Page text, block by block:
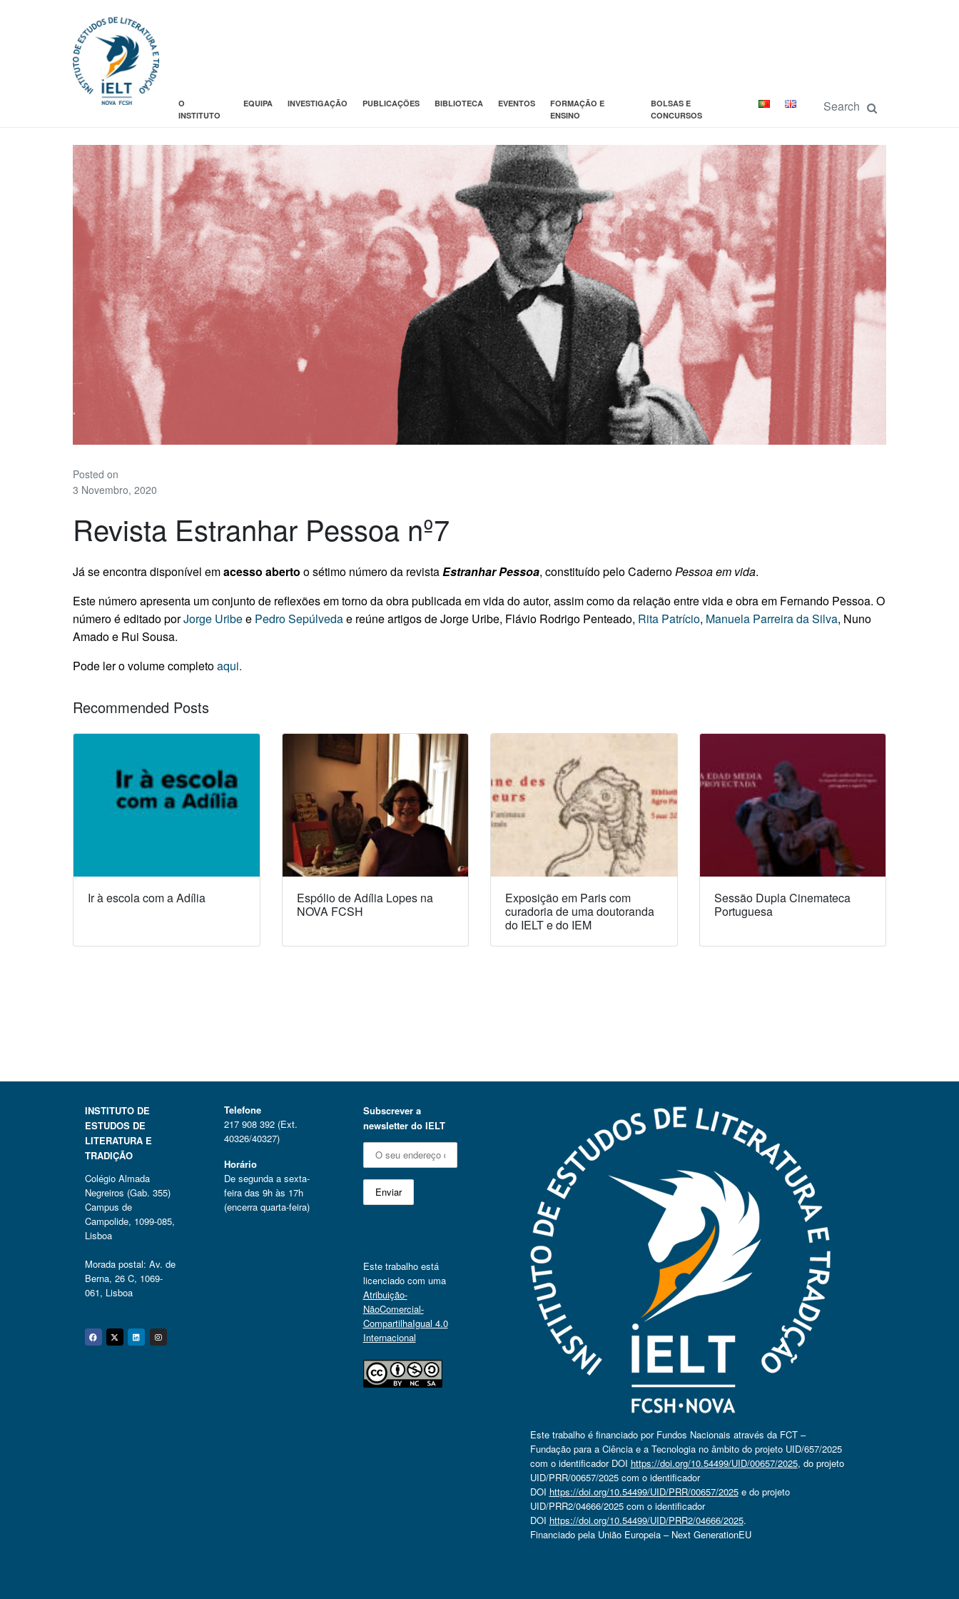
O
INSTITUTO
EQUIPA INVESTIGAÇÃO PUBLICAÇÕES BIBLIOTECA EVENTOS
FORMAÇÃO E
ENSINO
BOLSAS E
CONCURSOS
Posted on
3 Novembro, 2020
Revista Estranhar Pessoa nº7
Já se encontra disponível emacesso aberto o sétimo número da revistaEstranhar Pessoa, constituído pelo CadernoPessoa em vida.
Este número apresenta um conjunto de reflexões em torno da obra publicada em vida do autor, assim como da relação entre vida e obra em Fernando Pessoa. O
número é editado porJorge Uribee Pedro Sepúlvedae reúne artigos de Jorge Uribe, Flávio Rodrigo Penteado, Rita Patrício, Manuela Parreira da Silva, Nuno
Amado e Rui Sousa.
Pode ler o volume completoaqui.
Recommended Posts
Ir à escola com a Adília
Espólio de Adília Lopes na
NOVA FCSH
Exposição em Paris com
curadoria de uma doutoranda
do IELT e do IEM
Sessão Dupla Cinemateca
Portuguesa
INSTITUTO DE
ESTUDOS DE
LITERATURA E
TRADIÇÃO
Colégio Almada
Negreiros (Gab. 355)
Campus de
Campolide, 1099-085,
Lisboa
Morada postal: Av. de
Berna, 26 C, 1069-
061, Lisboa
Facebook
Twitter
Linkedin
Instagram
Telefone
217 908 392 (Ext.
40326/40327)
Horário
De segunda a sexta-
feira das 9h às 17h
(encerra quarta-feira)
Subscrever a
newsletter do IELT
Este trabalho está
licenciado com uma
Atribuição-
NãoComercial-
CompartilhaIgual 4.0
Internacional
Este trabalho é financiado por Fundos Nacionais através da FCT –
Fundação para a Ciência e a Tecnologia no âmbito do projeto UID/657/2025
com o identificador DOI https://doi.org/10.54499/UID/00657/2025, do projeto
UID/PRR/00657/2025 com o identificador
DOI https://doi.org/10.54499/UID/PRR/00657/2025e do projeto
UID/PRR2/04666/2025 com o identificador
DOI https://doi.org/10.54499/UID/PRR2/04666/2025.
Financiado pela União Europeia – Next GenerationEU